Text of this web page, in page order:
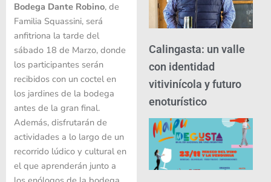
Bodega Dante Robino, de
Familia Squassini, será
anfitriona la tarde del
sábado 18 de Marzo, donde
los participantes serán
recibidos con un coctel en
los jardines de la bodega
antes de la gran final.
Además, disfrutarán de
actividades a lo largo de un
recorrido lúdico y cultural en
el que aprenderán junto a
Calingasta: un valle
con identidad
vitivinícola y futuro
enoturístico